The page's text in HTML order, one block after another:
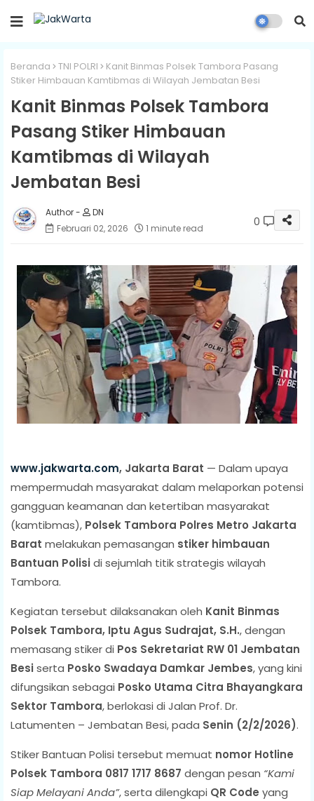
Beranda TNI POLRI
Kanit Binmas Polsek Tambora Pasang
Stiker Himbauan Kamtibmas di Wilayah Jembatan Besi
Kanit Binmas Polsek Tambora
Pasang Stiker Himbauan
Kamtibmas di Wilayah
Jembatan Besi
DN
Februari 02, 2026
1 minute read 0
www.jakwarta.com, Jakarta Barat — Dalam upaya
mempermudah masyarakat dalam melaporkan potensi
gangguan keamanan dan ketertiban masyarakat
(kamtibmas), Polsek Tambora Polres Metro Jakarta
Barat melakukan pemasangan stiker himbauan
Bantuan Polisidi sejumlah titik strategis wilayah
Tambora.
Kegiatan tersebut dilaksanakan oleh Kanit Binmas
Polsek Tambora, Iptu Agus Sudrajat, S.H., dengan
memasang stiker di Pos Sekretariat RW 01 Jembatan
Besiserta Posko Swadaya Damkar Jembes, yang kini
difungsikan sebagai Posko Utama Citra Bhayangkara
Sektor Tambora, berlokasi di Jalan Prof. Dr.
Latumenten – Jembatan Besi, pada Senin (2/2/2026).
Stiker Bantuan Polisi tersebut memuat nomor Hotline
Polsek Tambora 0817 1717 8687 dengan pesan “Kami
Siap Melayani Anda”, serta dilengkapi QR Code yang